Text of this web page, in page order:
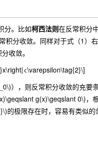
分。比如柯西法则在反常积分
积分收敛。同样对于式（1）
收敛。
），则反常积分收敛的充要
g(x)\geqslant 0\)，
的极限存在时，容易有类似